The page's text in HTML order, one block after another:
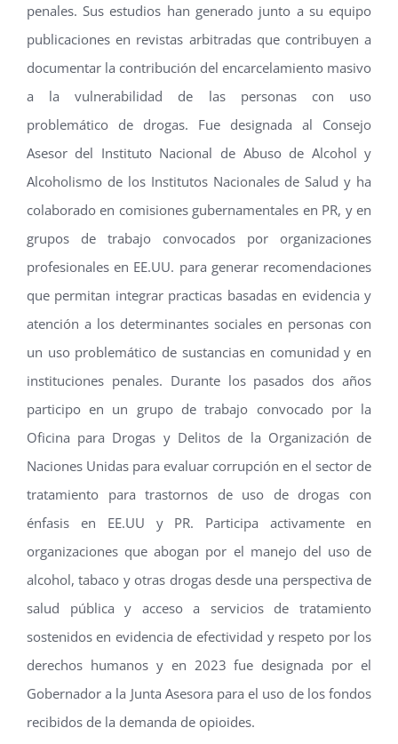
penales. Sus estudios han generado junto a su equipo
publicaciones en revistas arbitradas que contribuyen a
documentar la contribución del encarcelamiento masivo
a la vulnerabilidad de las personas con uso
problemático de drogas. Fue designada al Consejo
Asesor del Instituto Nacional de Abuso de Alcohol y
Alcoholismo de los Institutos Nacionales de Salud y ha
colaborado en comisiones gubernamentales en PR, y en
grupos de trabajo convocados por organizaciones
profesionales en EE.UU. para generar recomendaciones
que permitan integrar practicas basadas en evidencia y
atención a los determinantes sociales en personas con
un uso problemático de sustancias en comunidad y en
instituciones penales. Durante los pasados dos años
participo en un grupo de trabajo convocado por la
Oficina para Drogas y Delitos de la Organización de
Naciones Unidas para evaluar corrupción en el sector de
tratamiento para trastornos de uso de drogas con
énfasis en EE.UU y PR. Participa activamente en
organizaciones que abogan por el manejo del uso de
alcohol, tabaco y otras drogas desde una perspectiva de
salud pública y acceso a servicios de tratamiento
sostenidos en evidencia de efectividad y respeto por los
derechos humanos y en 2023 fue designada por el
Gobernador a la Junta Asesora para el uso de los fondos
recibidos de la demanda de opioides.